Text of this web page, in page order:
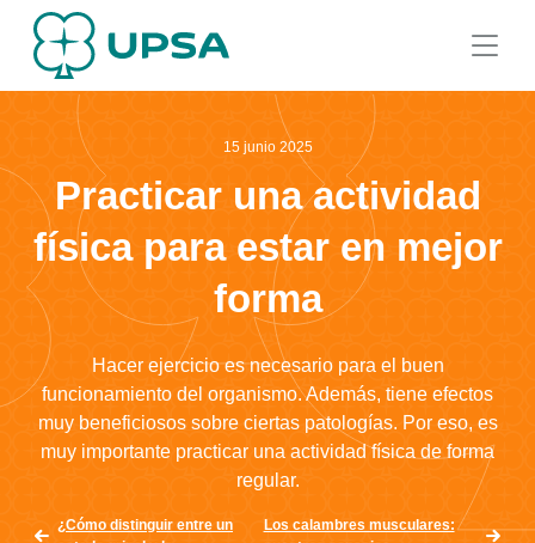
15 junio 2025
Practicar una actividad
física para estar en mejor
forma
Hacer ejercicio es necesario para el buen
funcionamiento del organismo. Además, tiene efectos
muy beneficiosos sobre ciertas patologías. Por eso, es
muy importante practicar una actividad física de forma
regular.
¿Cómo distinguir entre un
Los calambres musculares: